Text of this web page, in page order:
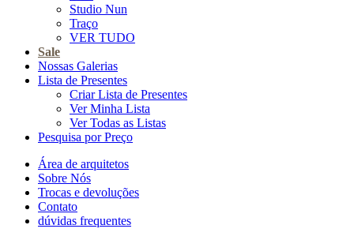
Studio Nun
Traço
VER TUDO
Sale
Nossas Galerias
Lista de Presentes
Criar Lista de Presentes
Ver Minha Lista
Ver Todas as Listas
Pesquisa por Preço
Área de arquitetos
Sobre Nós
Trocas e devoluções
Contato
dúvidas frequentes